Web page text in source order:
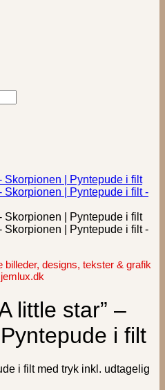
designs, tekster & grafik
little star” –
i filt
i filt med tryk inkl. udtagelig